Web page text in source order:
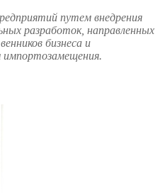
путем внедрения
разработок, направленных
бизнеса и